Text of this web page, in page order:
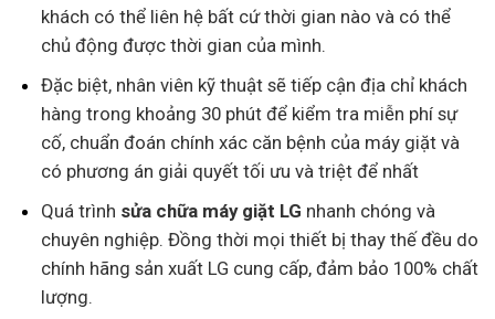
khách có thể liên hệ bất cứ thời gian nào và có thể
chủ động được thời gian của mình.
Đặc biệt, nhân viên kỹ thuật sẽ tiếp cận địa chỉ khách
hàng trong khoảng 30 phút để kiểm tra miễn phí sự
cố, chuẩn đoán chính xác căn bệnh của máy giặt và
có phương án giải quyết tối ưu và triệt để nhất
Quá trình sửa chữa máy giặt LG nhanh chóng và
chuyên nghiệp. Đồng thời mọi thiết bị thay thế đều do
chính hãng sản xuất LG cung cấp, đảm bảo 100% chất
lượng.